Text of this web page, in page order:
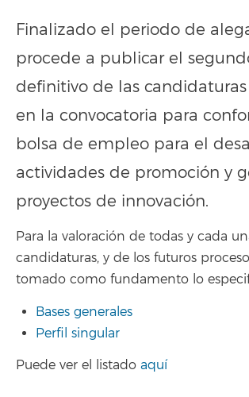
Finalizado el periodo de
procede a publicar el
definitivo de las
en la convocatoria para
bolsa de empleo para el
actividades de promoción y
proyectos de innovación.
Para la valoración de todas y cada
candidaturas, y de los futuros
tomado como fundamento lo
Bases generales
Perfil singular
Puede ver el listado aquí